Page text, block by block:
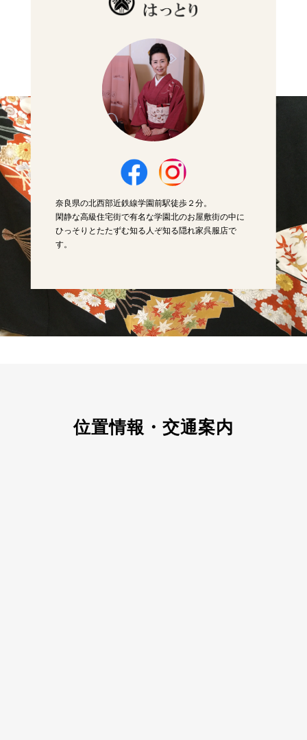
奈良県の北西部近鉄線学園前駅徒歩２分。
閑静な高級住宅街で有名な学園北のお屋敷街の中に
ひっそりとたたずむ知る人ぞ知る隠れ家呉服店で
す。
位置情報・交通案内